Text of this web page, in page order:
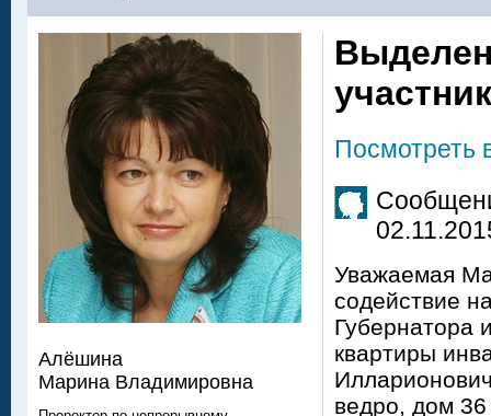
Посмотреть
Уважаемая
содействие
Губернатора
квартиры
ведро, дом 36
Алёшина
Марина Владимировна